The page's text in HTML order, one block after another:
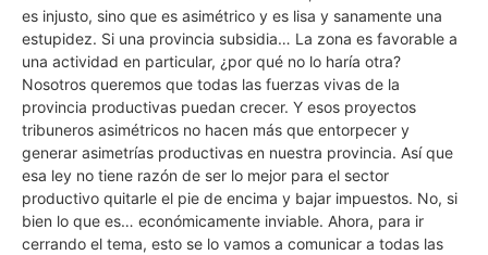
es injusto, sino que es asimétrico y es lisa y sanamente una
estupidez. Si una provincia subsidia… La zona es favorable a
una actividad en particular, ¿por qué no lo haría otra?
Nosotros queremos que todas las fuerzas vivas de la
provincia productivas puedan crecer. Y esos proyectos
tribuneros asimétricos no hacen más que entorpecer y
generar asimetrías productivas en nuestra provincia. Así que
esa ley no tiene razón de ser lo mejor para el sector
productivo quitarle el pie de encima y bajar impuestos. No, si
bien lo que es… económicamente inviable. Ahora, para ir
cerrando el tema, esto se lo vamos a comunicar a todas las